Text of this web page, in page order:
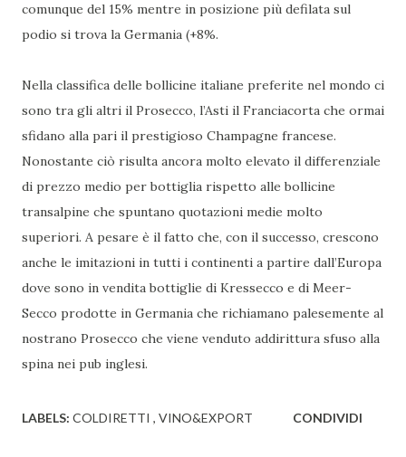
comunque del 15% mentre in posizione più defilata sul
podio si trova la Germania (+8%.
Nella classifica delle bollicine italiane preferite nel mondo ci
sono tra gli altri il Prosecco, l’Asti il Franciacorta che ormai
sfidano alla pari il prestigioso Champagne francese.
Nonostante ciò risulta ancora molto elevato il differenziale
di prezzo medio per bottiglia rispetto alle bollicine
transalpine che spuntano quotazioni medie molto
superiori. A pesare è il fatto che, con il successo, crescono
anche le imitazioni in tutti i continenti a partire dall’Europa
dove sono in vendita bottiglie di Kressecco e di Meer-
Secco prodotte in Germania che richiamano palesemente al
nostrano Prosecco che viene venduto addirittura sfuso alla
spina nei pub inglesi.
LABELS: COLDIRETTI VINO&EXPORT CONDIVIDI